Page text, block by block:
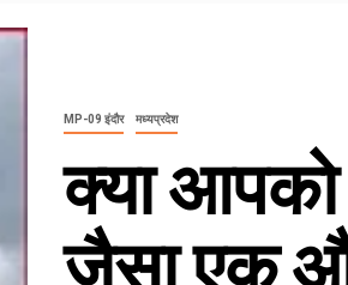
MP-09 इंदौर मध्यप्रदेश
क्या
जैसा एक